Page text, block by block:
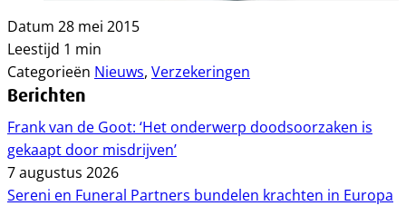
Datum 28 mei 2015
Leestijd 1 min
Categorieën Nieuws, Verzekeringen
Berichten
Frank van de Goot: ‘Het onderwerp doodsoorzaken is
gekaapt door misdrijven’
7 augustus 2026
Sereni en Funeral Partners bundelen krachten in Europa